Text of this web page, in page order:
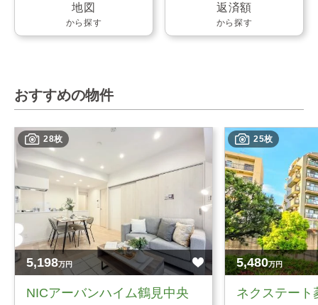
地図
から探す
返済額
から探す
おすすめの物件
28枚
5,198万円
NICアーバンハイム鶴見中央
25枚
5,480万円
ネクステート